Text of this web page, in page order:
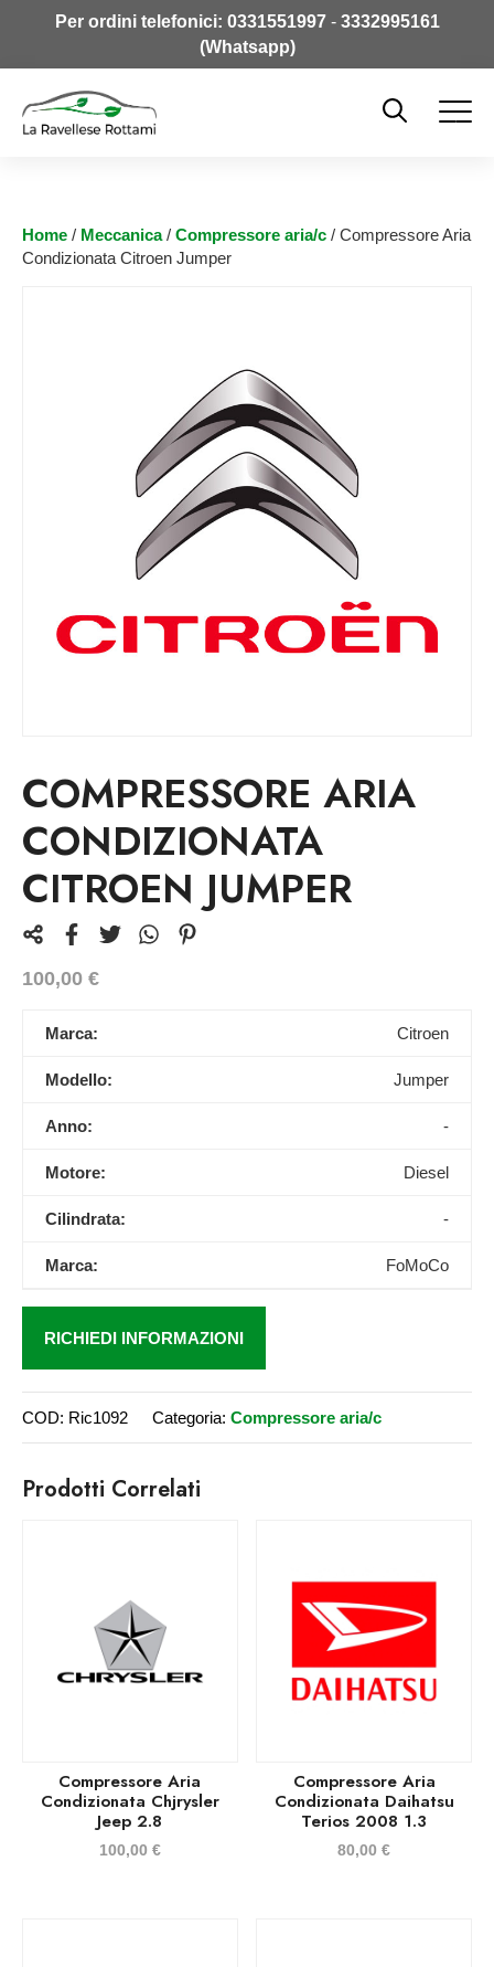
Per ordini telefonici: 0331551997- 3332995161
(Whatsapp)
Home / Meccanica/ Compressore aria/c / Compressore Aria
Condizionata Citroen Jumper
COMPRESSORE ARIA
CONDIZIONATA
CITROEN JUMPER
100,00 €
Marca: Citroen
Modello: Jumper
Anno: -
Motore: Diesel
Cilindrata: -
Marca: FoMoCo
RICHIEDI INFORMAZIONI
COD: Ric1092 Categoria: Compressore aria/c
Prodotti Correlati
Compressore Aria
Condizionata Chjrysler
Jeep 2.8
100,00 €
Compressore Aria
Condizionata Daihatsu
Terios 2008 1.3
80,00€